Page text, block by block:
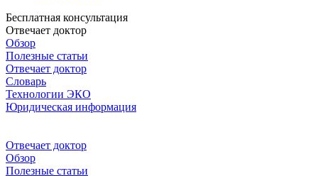
Бесплатная консультация
Отвечает доктор
Обзор
Полезные статьи
Отвечает доктор
Словарь
Технологии ЭКО
Юридическая информация
Отвечает доктор
Обзор
Полезные статьи